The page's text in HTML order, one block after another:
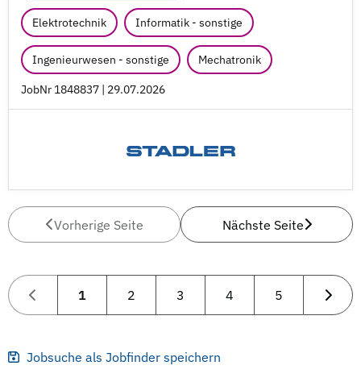
Elektrotechnik Informatik - sonstige
Ingenieurwesen - sonstige Mechatronik
JobNr 1848837 | 29.07.2026
Vorherige Seite Nächste Seite
1 2 3 4 5
Jobsuche als Jobfinder speichern